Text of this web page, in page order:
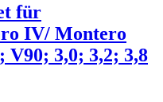
für
IV/ Montero
V90; 3,0; 3,2; 3,8